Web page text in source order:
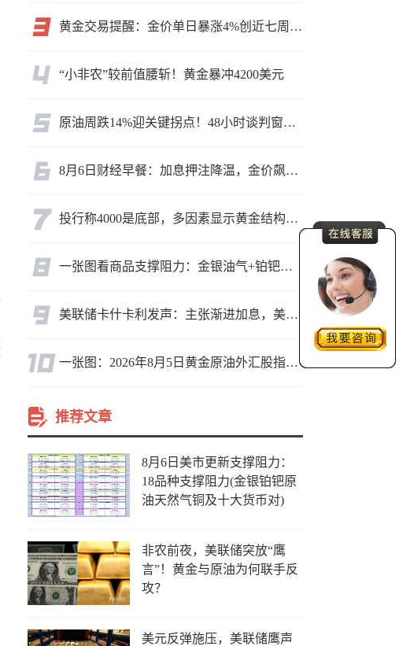
黄金交易提醒：金价单日暴涨4%创近七周新高，加息预期降温叠加霍尔木兹“暂停信号”，牛市重启了？
“小非农”较前值腰斩！黄金暴冲4200美元
原油周跌14%迎关键拐点！48小时谈判窗口，暗藏行情变数
8月6日财经早餐：加息押注降温，金价飙升至近两个月高位，地缘缓和预期，美油75关口拉锯
投行称4000是底部，多因素显示黄金结构性机会显现
一张图看商品支撑阻力：金银油气+铂钯铜农产品期货(2026年8月5日)
美联储卡什卡利发声：主张渐进加息，美联储内部政策分歧
一张图：2026年8月5日黄金原油外汇股指“枢纽点+多空持仓信号”一览
推荐文章
8月6日美市更新支撑阻力：
18品种支撑阻力(金银铂钯原
油天然气铜及十大货币对)
非农前夜，美联储突放“鹰
言”！黄金与原油为何联手反
攻？
美元反弹施压，美联储鹰声